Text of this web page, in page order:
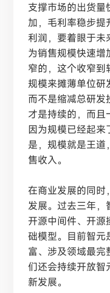
支撑市场的出货量
加，毛利率稳步提
利润，要着眼于未
为销售规模快速增
窄的，这个收窄到
规模来摊薄单位研
而不是缩减总研发
才是持续的，而且
因为规模已经起来
是，规模就是王道
售收入。
在商业发展的同时
发展。过去三年，
开源中间件、开源
础模型。目前智元
富、涉及领域最完
们还会持续开放智
新发展。